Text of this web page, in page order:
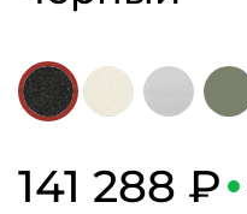
141 288 ₽